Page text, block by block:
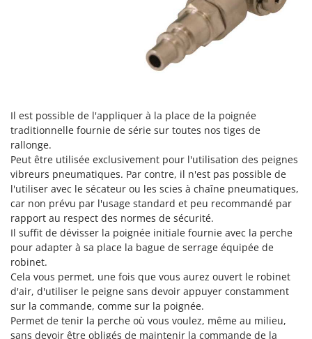
Désherbeurs thermiques et mécaniques
Effaroucheurs d'oiseaux
Effeuilleuses pour olives
Égreneuses à maïs
Électropompes pour la maison et le jardin
Éleveuses artificielles pour poussins
Enfouisseurs de pierres
Enrouleurs de filets pour olives
Épareuses pour tracteur
Épépineuses
Équipements de protection des voies respiratoires
Calory Forni
Campagnola
Campingaz
Castelgarden
Castellari
Ceccato Olindo
Char-Broil
Classe
Clementi
Cofra
Comet
Il est possible de l'appliquer à la place de la poignée
traditionnelle fournie de série sur toutes nos tiges de
rallonge.
Peut être utilisée exclusivement pour l'utilisation des peignes
vibreurs pneumatiques. Par contre, il n'est pas possible de
l'utiliser avec le sécateur ou les scies à chaîne pneumatiques,
car non prévu par l'usage standard et peu recommandé par
rapport au respect des normes de sécurité.
Il suffit de dévisser la poignée initiale fournie avec la perche
pour adapter à sa place la bague de serrage équipée de
robinet.
Cela vous permet, une fois que vous aurez ouvert le robinet
d'air, d'utiliser le peigne sans devoir appuyer constamment
sur la commande, comme sur la poignée.
Permet de tenir la perche où vous voulez, même au milieu,
sans devoir être obligés de maintenir la commande de la